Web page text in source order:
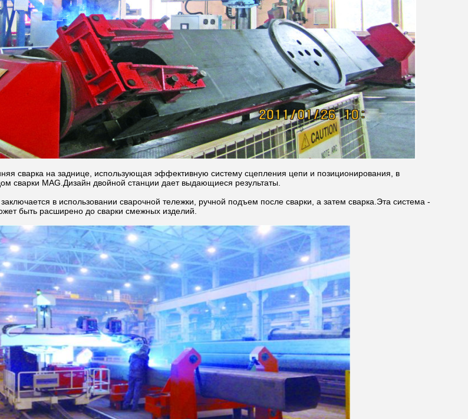
сварка на заднице, использующая эффективную систему сцепления цепи и позиционирования, в
сварки MAG.Дизайн двойной станции дает выдающиеся результаты.
в использовании сварочной тележки, ручной подъем после сварки, а затем сварка.Эта система -
быть расширено до сварки смежных изделий.